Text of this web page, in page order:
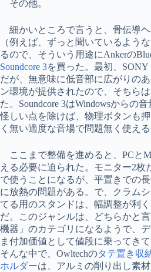
その他。
細かいところで言うと、骨伝導
（例えば、ずっと聞いているよう
るので、そういう用途にAnkerの
Soundcore 3を買った。最初、SONY
だが、無意味に低音部に広がりの
ン環境が提供されたので、そちら
た。Soundcore 3はWindowsからの
怪しい点を除けば、物理ボタンも
く無い適度な音場で問題無く使える
ここまで整備を進めると、PCと
える必要に迫られた。モニター2枚
で使うことになるが、平置きでの
に放熱の問題がある。で、クラム
てる用のスタンドは、幅調整が利
だ。このジャンルは、どちらかと
機器」のカテゴリになるようで、
ま付加価値として値段に乗ってきて
そんな中で、Owltechのタテ置き収
ホルダーは、アルミの削り出し素材